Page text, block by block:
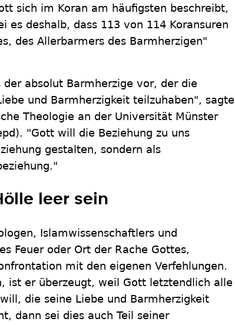
sich im Koran am häufigsten beschreibt,
es deshalb, dass 113 von 114 Koransuren
des Allerbarmers des Barmherzigen"
absolut Barmherzige vor, der die
und Barmherzigkeit teilzuhaben", sagte
Theologie an der Universität Münster
"Gott will die Beziehung zu uns
gestalten, sondern als
leer sein
Islamwissenschaftlers und
Feuer oder Ort der Rache Gottes,
mit den eigenen Verfehlungen.
ist er überzeugt, weil Gott letztendlich alle
die seine Liebe und Barmherzigkeit
dann sei dies auch Teil seiner